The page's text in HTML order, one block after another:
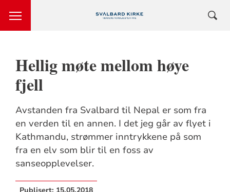
Hellig møte mellom høye
fjell
Avstanden fra Svalbard til Nepal er som fra
en verden til en annen. I det jeg går av flyet i
Kathmandu, strømmer inntrykkene på som
fra en elv som blir til en foss av
sanseopplevelser.